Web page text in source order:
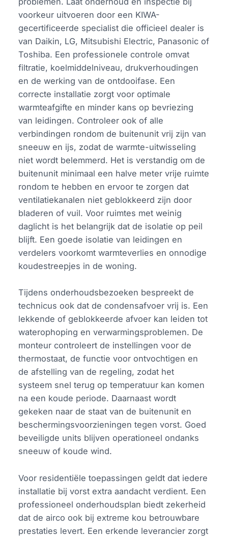
voorkeur uitvoeren door een KIWA-
gecertificeerde specialist die officieel dealer is
van Daikin, LG, Mitsubishi Electric, Panasonic of
Toshiba. Een professionele controle omvat
filtratie, koelmiddelniveau, drukverhoudingen
en de werking van de ontdooifase. Een
correcte installatie zorgt voor optimale
warmteafgifte en minder kans op bevriezing
van leidingen. Controleer ook of alle
verbindingen rondom de buitenunit vrij zijn van
sneeuw en ijs, zodat de warmte-uitwisseling
niet wordt belemmerd. Het is verstandig om de
buitenunit minimaal een halve meter vrije ruimte
rondom te hebben en ervoor te zorgen dat
ventilatiekanalen niet geblokkeerd zijn door
bladeren of vuil. Voor ruimtes met weinig
daglicht is het belangrijk dat de isolatie op peil
blijft. Een goede isolatie van leidingen en
verdelers voorkomt warmteverlies en onnodige
koudestreepjes in de woning.
Tijdens onderhoudsbezoeken bespreekt de
technicus ook dat de condensafvoer vrij is. Een
lekkende of geblokkeerde afvoer kan leiden tot
waterophoping en verwarmingsproblemen. De
monteur controleert de instellingen voor de
thermostaat, de functie voor ontvochtigen en
de afstelling van de regeling, zodat het
systeem snel terug op temperatuur kan komen
na een koude periode. Daarnaast wordt
gekeken naar de staat van de buitenunit en
beschermingsvoorzieningen tegen vorst. Goed
beveiligde units blijven operationeel ondanks
sneeuw of koude wind.
Voor residentiële toepassingen geldt dat iedere
installatie bij vorst extra aandacht verdient. Een
professioneel onderhoudsplan biedt zekerheid
dat de airco ook bij extreme kou betrouwbare
prestaties levert. Een erkende leverancier zorgt